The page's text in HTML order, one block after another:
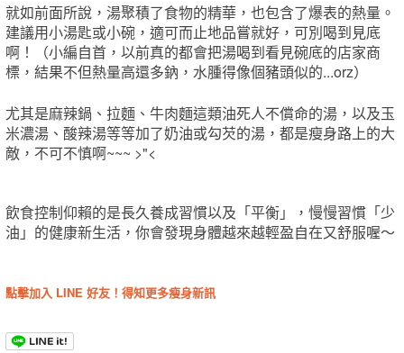
就如前面所說，湯聚積了食物的精華，也包含了爆表的熱量。
建議用小湯匙或小碗，適可而止地品嘗就好，可別喝到見底
啊！（小編自首，以前真的都會把湯喝到看見碗底的店家商
標，結果不但熱量高還多鈉，水腫得像個豬頭似的...orz）
尤其是麻辣鍋、拉麵、牛肉麵這類油死人不償命的湯，以及玉
米濃湯、酸辣湯等等加了奶油或勾芡的湯，都是瘦身路上的大
敵，不可不慎啊~~~ >"<
飲食控制仰賴的是長久養成習慣以及「平衡」，慢慢習慣「少
油」的健康新生活，你會發現身體越來越輕盈自在又舒服喔～
點擊加入 LINE 好友！得知更多瘦身新訊